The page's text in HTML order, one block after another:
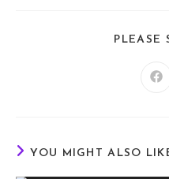
PLEASE
YOU MIGHT ALSO